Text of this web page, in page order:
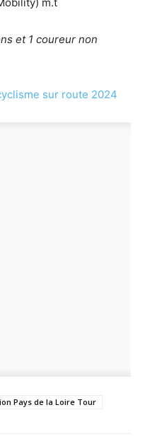
et 1 coureur non
sur route 2024
Pays de la Loire Tour